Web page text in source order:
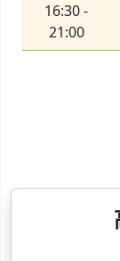
16:30 -
21:00